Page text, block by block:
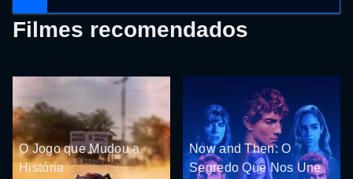
Filmes recomendados
O Jogo que Mudou a
História
Now and Then: O
Segredo Que Nos Une